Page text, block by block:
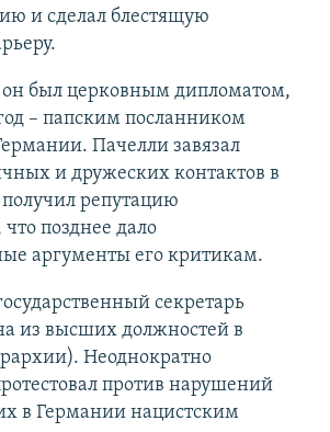
и сделал блестящую
он был церковным дипломатом,
год – папским посланником
Пачелли завязал
и дружеских контактов в
получил репутацию
позднее дало
аргументы его критикам.
секретарь
из высших должностей в
Неоднократно
против нарушений
в Германии нацистским